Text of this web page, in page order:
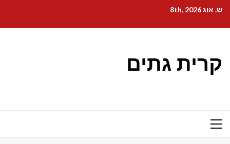
content
ש. אוג 8th, 2026
קרית גתים
Primary